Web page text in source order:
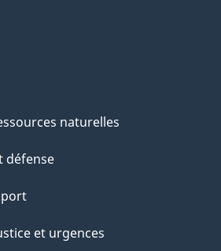
naturelles
défense
et urgences